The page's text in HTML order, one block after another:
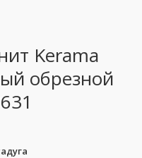
Kerama
обрезной